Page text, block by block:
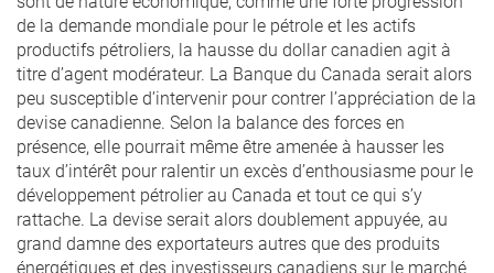
de la demande mondiale pour le pétrole et les actifs
productifs pétroliers, la hausse du dollar canadien agit à
titre d’agent modérateur. La Banque du Canada serait alors
peu susceptible d’intervenir pour contrer l’appréciation de la
devise canadienne. Selon la balance des forces en
présence, elle pourrait même être amenée à hausser les
taux d’intérêt pour ralentir un excès d’enthousiasme pour le
développement pétrolier au Canada et tout ce qui s’y
rattache. La devise serait alors doublement appuyée, au
grand damne des exportateurs autres que des produits
énergétiques et des investisseurs canadiens sur le marché